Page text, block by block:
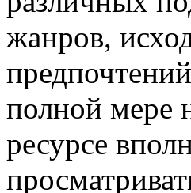
жанров,
полной мере
ресурсе